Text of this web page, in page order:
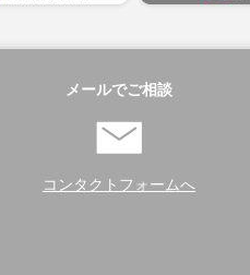
メールでご相談
コンタクトフォームへ